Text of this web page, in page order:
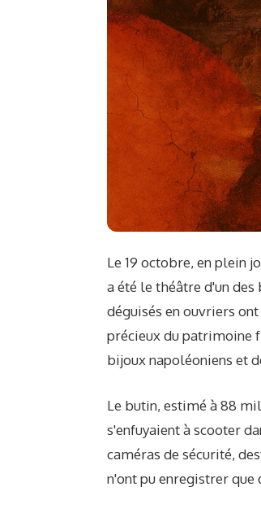
Le 19 octobre, en plein
a été le théâtre d'un
déguisés en ouvriers
précieux du patrimoine
bijoux napoléoniens et
Le butin, estimé à 88
s'enfuyaient à scooter
caméras de sécurité,
n'ont pu enregistrer que